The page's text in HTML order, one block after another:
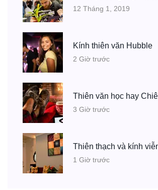
12 Tháng 1, 2019
Kính thiên văn Hubble
2 Giờ trước
Thiên văn học hay
3 Giờ trước
Thiên thạch và kính
1 Giờ trước